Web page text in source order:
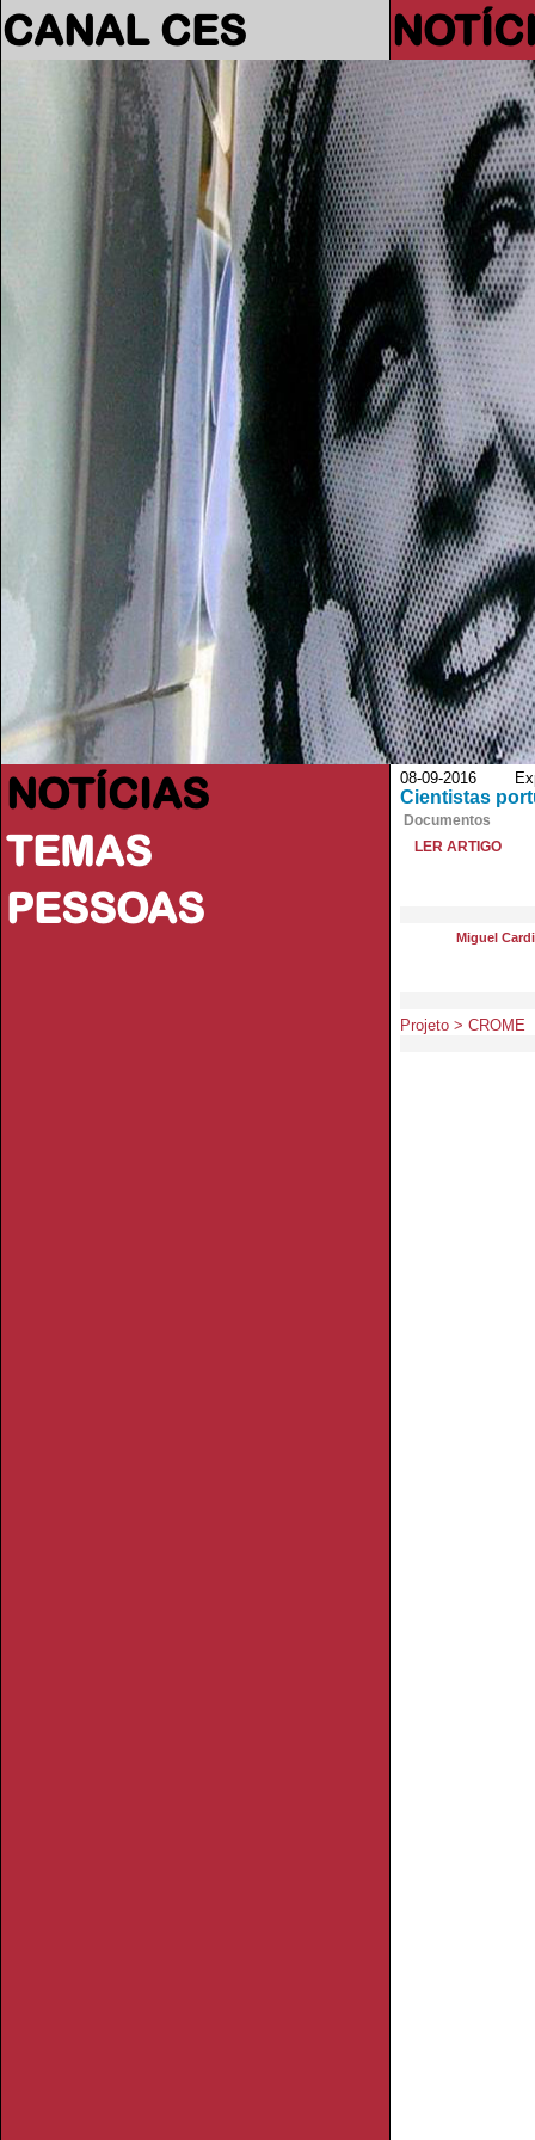
CANAL CES
NOTÍCIAS
TEMAS
PESSOAS
08-09-2016
Cientistas
Documentos
LER ARTIGO
Miguel
Projeto > CROME